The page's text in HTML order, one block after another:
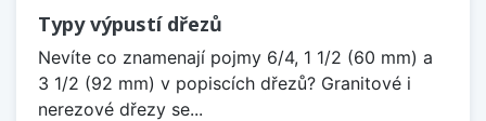
Typy výpustí dřezů
Nevíte co znamenají pojmy 6/4, 1 1/2 (60 mm) a
3 1/2 (92 mm) v popiscích dřezů? Granitové i
nerezové dřezy se...